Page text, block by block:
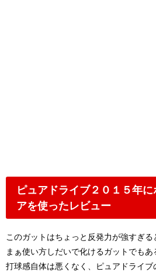
ピュアドライブ２０１５年
アを使ったレビュー
このガットはちょっと反発力が強すぎる
まぁ使い方しだいで化けるガットでもあ
打球感自体は悪くなく、ピュアドライ